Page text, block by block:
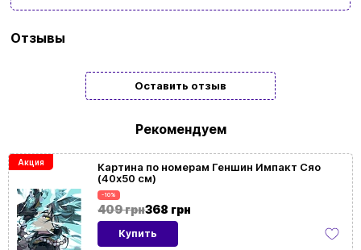
картины
40x50
Ориентация
Вертикальная
Отзывы
Оставить отзыв
Рекомендуем
Акция
-10%
409 грн368 грн
Картина по номерам Геншин Импакт Сяо
(40х50 см)
Купить